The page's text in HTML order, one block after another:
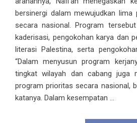
bersinergi dalam mewujudkan
secara nasional. Program
kaderisasi, pengokohan karya dan
literasi Palestina, serta
“Dalam menyusun program
tingkat wilayah dan cabang juga
program prioritas secara nasional,
katanya. Dalam kesempatan ...